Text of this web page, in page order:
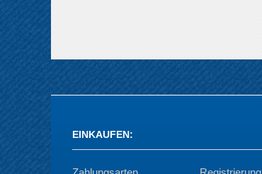
EINKAUFEN: